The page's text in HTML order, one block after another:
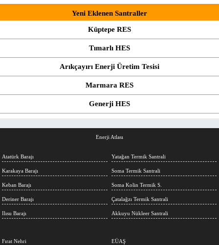
Yeni Eklenen Santraller
Küptepe RES
Tımarlı HES
Arıkçayırı Enerji Üretim Tesisi
Marmara RES
Generji HES
Enerji Atlası
Atatürk Barajı
Karakaya Barajı
Keban Barajı
Deriner Barajı
Ilısu Barajı
Yatağan Termik Santrali
Soma Termik Santrali
Soma Kolin Termik S.
Çatalağzı Termik Santrali
Akkuyu Nükleer Santrali
Fırat Nehri EÜAŞ